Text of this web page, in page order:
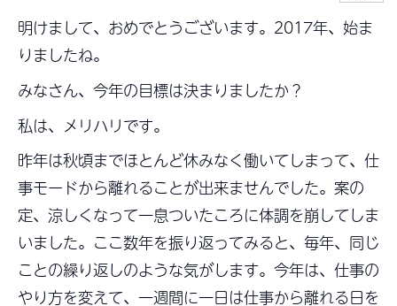
明けまして、おめでとうございます。2017年、始ま
りましたね。
みなさん、今年の目標は決まりましたか？
私は、メリハリです。
昨年は秋頃までほとんど休みなく働いてしまって、仕
事モードから離れることが出来ませんでした。案の
定、涼しくなって一息ついたころに体調を崩してしま
いました。ここ数年を振り返ってみると、毎年、同じ
ことの繰り返しのような気がします。今年は、仕事の
やり方を変えて、一週間に一日は仕事から離れる日を